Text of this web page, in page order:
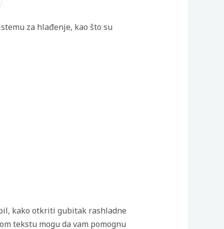
za hlađenje, kao što su
kako otkriti gubitak rashladne
tekstu mogu da vam pomognu